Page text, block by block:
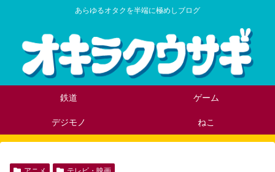
あらゆるオタクを半端に極めしブログ
鉄道 ゲーム
デジモノ ねこ